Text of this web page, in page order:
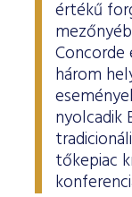
értékű
Concorde
három
nyolcadik
tőkepiac